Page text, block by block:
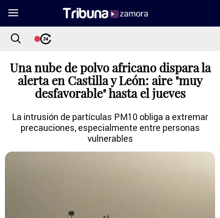
Una nube de polvo africano dispara la
alerta en Castilla y León: aire "muy
desfavorable" hasta el jueves
La intrusión de partículas PM10 obliga a extremar
precauciones, especialmente entre personas
vulnerables